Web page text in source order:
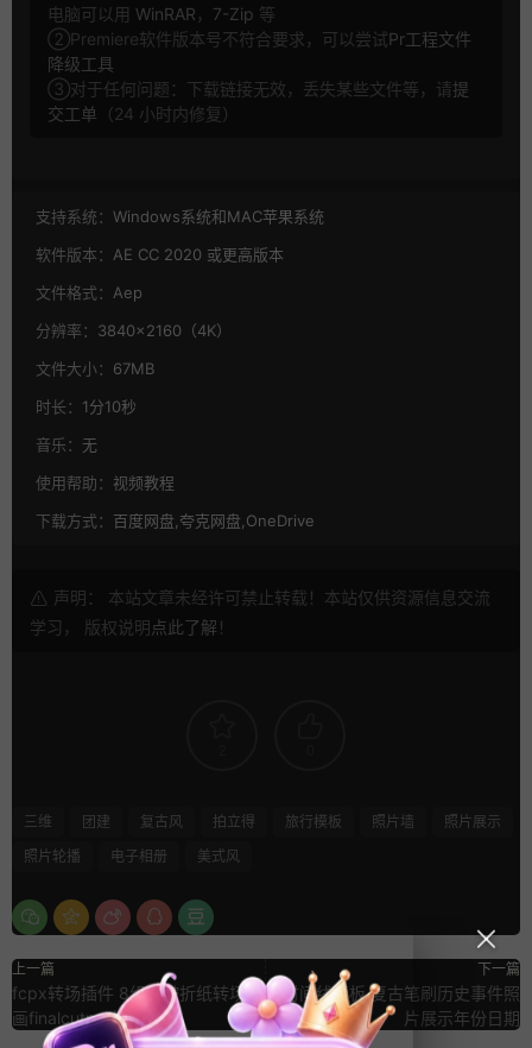
电脑可以用 WinRAR ， 7-Zip 等
②Premiere软件版本号不符合要求，可以尝试Pr工程文件
降级工具
③对于任何问题：下载链接无效，丢失某些文件等，请提
交工单 （24 小时内修复）
支持系统： Windows系统和MAC苹果系统
软件版本： AE CC 2020 或更高版本
文件格式： Aep
分辨率： 3840×2160（4K）
文件大小： 67MB
时长： 1分10秒
音乐： 无
使用帮助： 视频教程
下载方式： 百度网盘,夸克网盘,OneDrive
声明： 本站文章未经许可禁止转载！本站仅供资源信息交流
学习， 版权说明点此了解 ！
三维 团建 复古风 拍立得 旅行模板 照片墙
照片展示
照片轮播
电子相册 美式风
上一篇
fcpx转场插件 8组褶皱折纸转场动
画finalcutpro模板
下一篇
pr时间线模板 复古笔刷历史事件照
片展示年份日期